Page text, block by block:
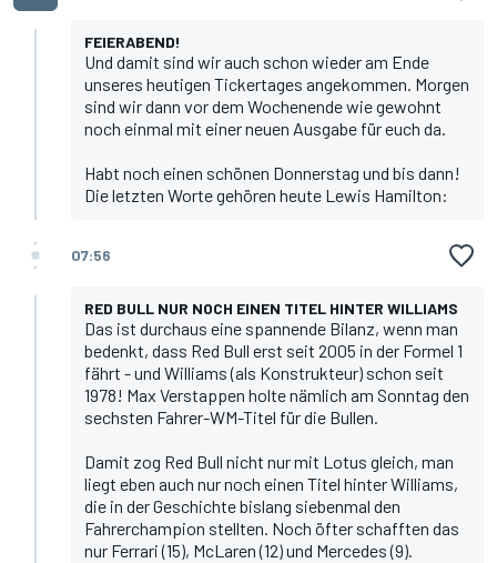
FEIERABEND!
Und damit sind wir auch schon wieder am Ende
unseres heutigen Tickertages angekommen. Morgen
sind wir dann vor dem Wochenende wie gewohnt
noch einmal mit einer neuen Ausgabe für euch da.
Habt noch einen schönen Donnerstag und bis dann!
Die letzten Worte gehören heute Lewis Hamilton:
07:56
RED BULL NUR NOCH EINEN TITEL HINTER WILLIAMS
Das ist durchaus eine spannende Bilanz, wenn man
bedenkt, dass Red Bull erst seit 2005 in der Formel 1
fährt - und Williams (als Konstrukteur) schon seit
1978! Max Verstappen holte nämlich am Sonntag den
sechsten Fahrer-WM-Titel für die Bullen.
Damit zog Red Bull nicht nur mit Lotus gleich, man
liegt eben auch nur noch einen Titel hinter Williams,
die in der Geschichte bislang siebenmal den
Fahrerchampion stellten. Noch öfter schafften das
nur Ferrari (15), McLaren (12) und Mercedes (9).